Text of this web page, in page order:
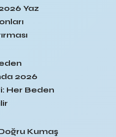
Yaz
2026
Her Beden
Kumaş